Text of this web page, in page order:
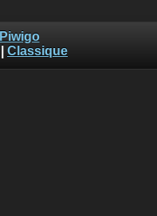
Piwigo
Classique